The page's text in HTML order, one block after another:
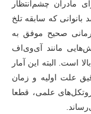
مادران چشم‌انتظار
علم، بیش از 70 الی 80 درصد بانوانی که سابقه تلخ
صحیح موفق به
مانند آی‌وی‌اف
است. البته این آمار
علت اولیه و زمان
علمی، قطعا